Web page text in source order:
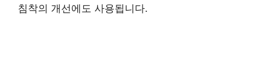
침착의 개선에도 사용됩니다.